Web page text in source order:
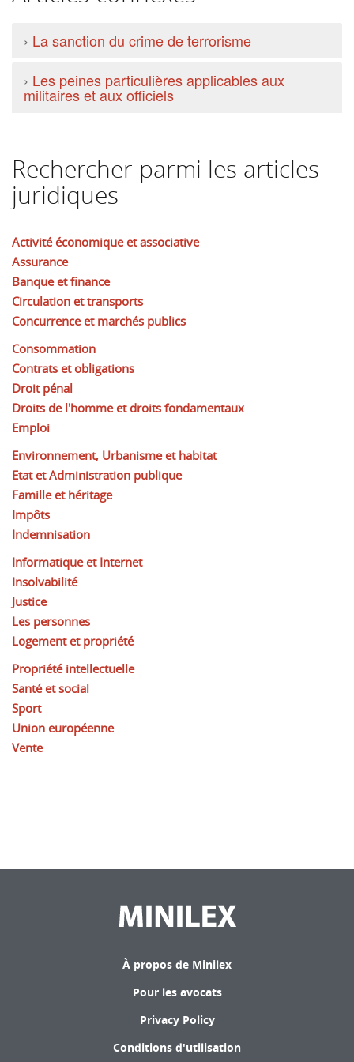
› La sanction du crime de terrorisme
› Les peines particulières applicables aux
militaires et aux officiels
Rechercher parmi les articles
juridiques
Activité économique et associative
Assurance
Banque et finance
Circulation et transports
Concurrence et marchés publics
Consommation
Contrats et obligations
Droit pénal
Droits de l'homme et droits fondamentaux
Emploi
Environnement, Urbanisme et habitat
Etat et Administration publique
Famille et héritage
Impôts
Indemnisation
Informatique et Internet
Insolvabilité
Justice
Les personnes
Logement et propriété
Propriété intellectuelle
Santé et social
Sport
Union européenne
Vente
À propos de Minilex
Pour les avocats
Privacy Policy
Conditions d'utilisation